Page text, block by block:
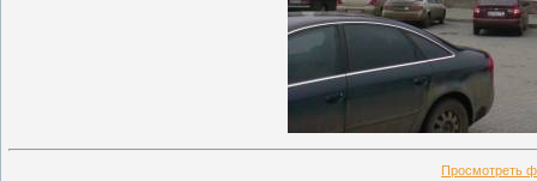
Просмотреть